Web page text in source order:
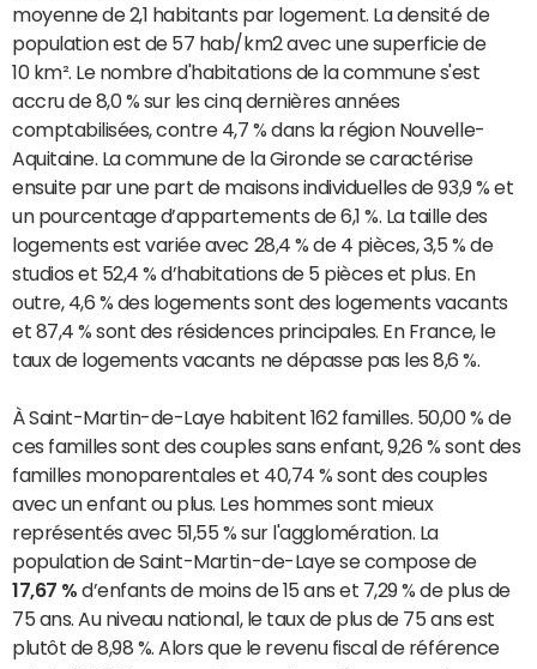
moyenne de 2,1 habitants par logement. La densité de
population est de 57 hab/km2 avec une superficie de
10 km². Le nombre d'habitations de la commune s'est
accru de 8,0 % sur les cinq dernières années
comptabilisées, contre 4,7 % dans la région Nouvelle-
Aquitaine. La commune de la Gironde se caractérise
ensuite par une part de maisons individuelles de 93,9 % et
un pourcentage d’appartements de 6,1 %. La taille des
logements est variée avec 28,4 % de 4 pièces, 3,5 % de
studios et 52,4 % d’habitations de 5 pièces et plus. En
outre, 4,6 % des logements sont des logements vacants
et 87,4 % sont des résidences principales. En France, le
taux de logements vacants ne dépasse pas les 8,6 %.
À Saint-Martin-de-Laye habitent 162 familles. 50,00 % de
ces familles sont des couples sans enfant, 9,26 % sont des
familles monoparentales et 40,74 % sont des couples
avec un enfant ou plus. Les hommes sont mieux
représentés avec 51,55 % sur l'agglomération. La
population de Saint-Martin-de-Laye se compose de
17,67 % d’enfants de moins de 15 ans et 7,29 % de plus de
75 ans. Au niveau national, le taux de plus de 75 ans est
plutôt de 8,98 %. Alors que le revenu fiscal de référence